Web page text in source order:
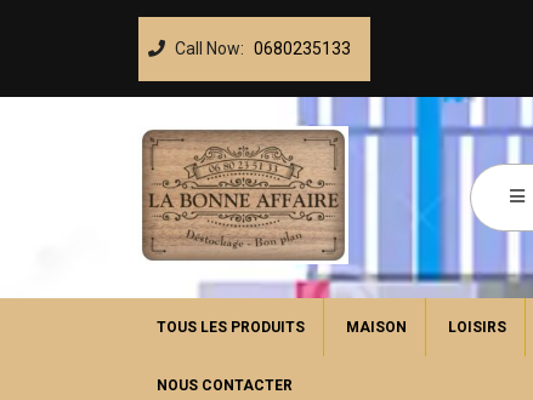
Call Now: 0680235133
TOUS LES PRODUITS MAISON LOISIRS
NOUS CONTACTER